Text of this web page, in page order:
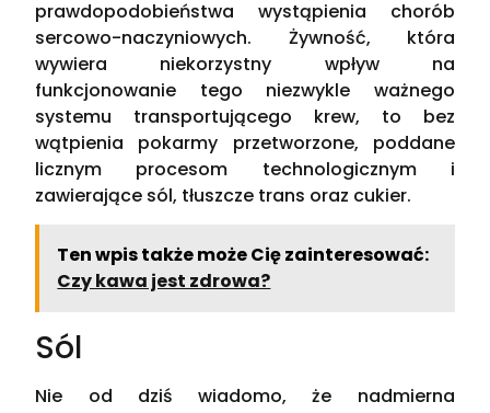
prawdopodobieństwa wystąpienia chorób
sercowo-naczyniowych. Żywność, która
wywiera niekorzystny wpływ na
funkcjonowanie tego niezwykle ważnego
systemu transportującego krew, to bez
wątpienia pokarmy przetworzone, poddane
licznym procesom technologicznym i
zawierające sól, tłuszcze trans oraz cukier.
Ten wpis także może Cię zainteresować:
Czy kawa jest zdrowa?
Sól
Nie od dziś wiadomo, że nadmierna